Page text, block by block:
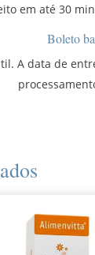
em até 30
Boleto
A data de